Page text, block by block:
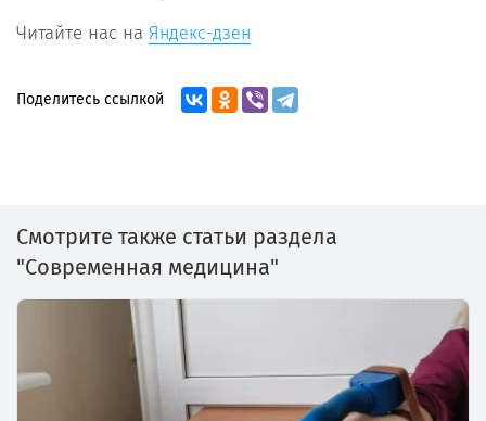
Читайте нас на Яндекс-дзен
Поделитесь ссылкой
Смотрите также статьи раздела
"Современная медицина"